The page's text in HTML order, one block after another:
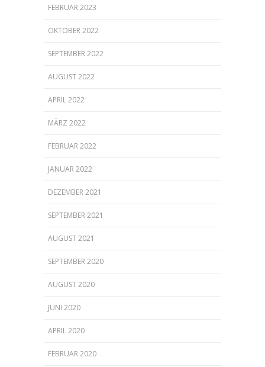
FEBRUAR 2023
OKTOBER 2022
SEPTEMBER 2022
AUGUST 2022
APRIL 2022
MÄRZ 2022
FEBRUAR 2022
JANUAR 2022
DEZEMBER 2021
SEPTEMBER 2021
AUGUST 2021
SEPTEMBER 2020
AUGUST 2020
JUNI 2020
APRIL 2020
FEBRUAR 2020